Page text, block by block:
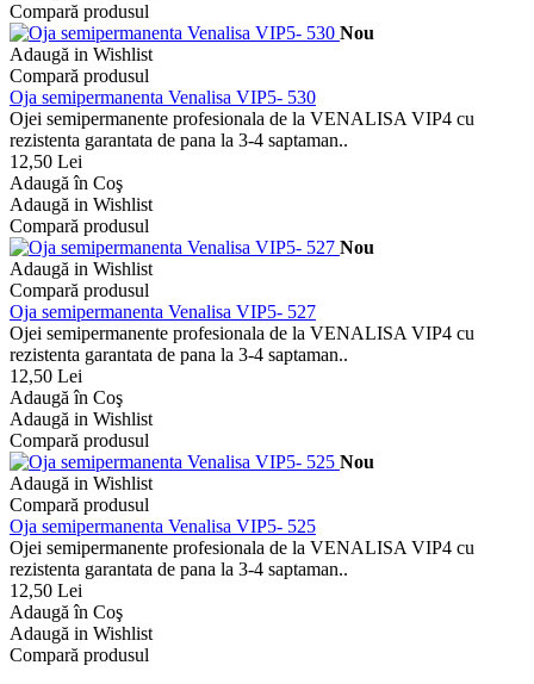
Compară produsul
Nou
Adaugă in Wishlist
Compară produsul
Oja semipermanenta Venalisa VIP5- 530
Ojei semipermanente profesionala de la VENALISA VIP4 cu
rezistenta garantata de pana la 3-4 saptaman..
12,50 Lei
Adaugă în Coş
Adaugă in Wishlist
Compară produsul
Nou
Adaugă in Wishlist
Compară produsul
Oja semipermanenta Venalisa VIP5- 527
Ojei semipermanente profesionala de la VENALISA VIP4 cu
rezistenta garantata de pana la 3-4 saptaman..
12,50 Lei
Adaugă în Coş
Adaugă in Wishlist
Compară produsul
Nou
Adaugă in Wishlist
Compară produsul
Oja semipermanenta Venalisa VIP5- 525
Ojei semipermanente profesionala de la VENALISA VIP4 cu
rezistenta garantata de pana la 3-4 saptaman..
12,50 Lei
Adaugă în Coş
Adaugă in Wishlist
Compară produsul